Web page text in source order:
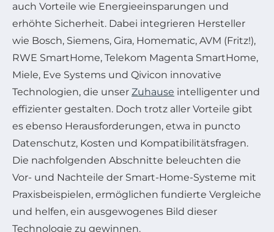
auch Vorteile wie Energieeinsparungen und
erhöhte Sicherheit. Dabei integrieren Hersteller
wie Bosch, Siemens, Gira, Homematic, AVM (Fritz!),
RWE SmartHome, Telekom Magenta SmartHome,
Miele, Eve Systems und Qivicon innovative
Technologien, die unser Zuhause intelligenter und
effizienter gestalten. Doch trotz aller Vorteile gibt
es ebenso Herausforderungen, etwa in puncto
Datenschutz, Kosten und Kompatibilitätsfragen.
Die nachfolgenden Abschnitte beleuchten die
Vor- und Nachteile der Smart-Home-Systeme mit
Praxisbeispielen, ermöglichen fundierte Vergleiche
und helfen, ein ausgewogenes Bild dieser
Technologie zu gewinnen.